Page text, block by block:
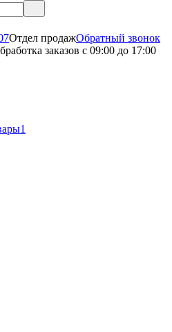
Отдел продажОбратный звонок
заказов с 09:00 до 17:00
1